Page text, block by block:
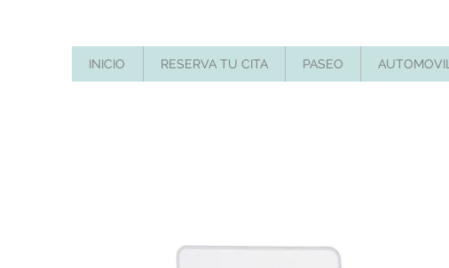
INICIO RESERVA TU CITA PASEO AUTOMOVIL